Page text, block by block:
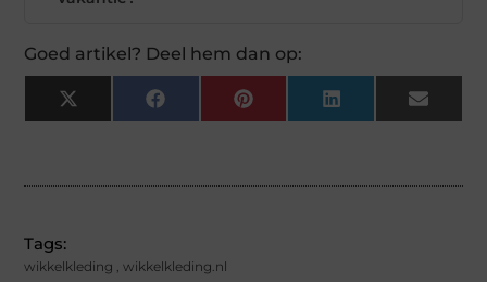
Goed artikel? Deel hem dan op:
X
(Twitter)
Facebook Pinterest LinkedIn Email
Tags:
wikkelkleding ,wikkelkleding.nl